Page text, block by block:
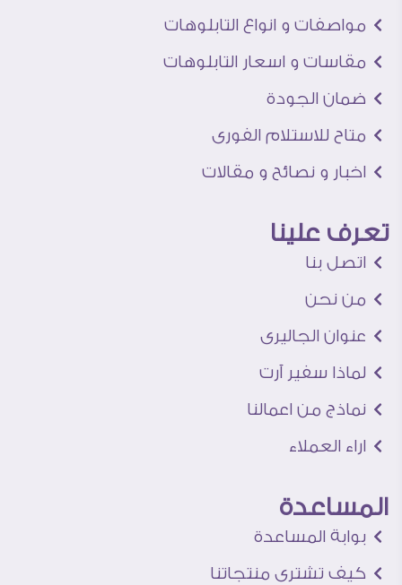
مواصفات و انواع التابلوهات
مقاسات و اسعار التابلوهات
ضمان الجودة
متاح للاستلام الفورى
اخبار و نصائح و مقالات
تعرف علينا
اتصل بنا
من نحن
عنوان الجاليرى
لماذا سفير آرت
نماذج من اعمالنا
اراء العملاء
المساعدة
بوابة المساعدة
كيف تشترى منتجاتنا